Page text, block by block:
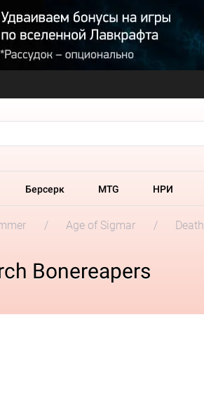
Берсерк MTG НРИ
Age of Sigmar Death
Bonereapers